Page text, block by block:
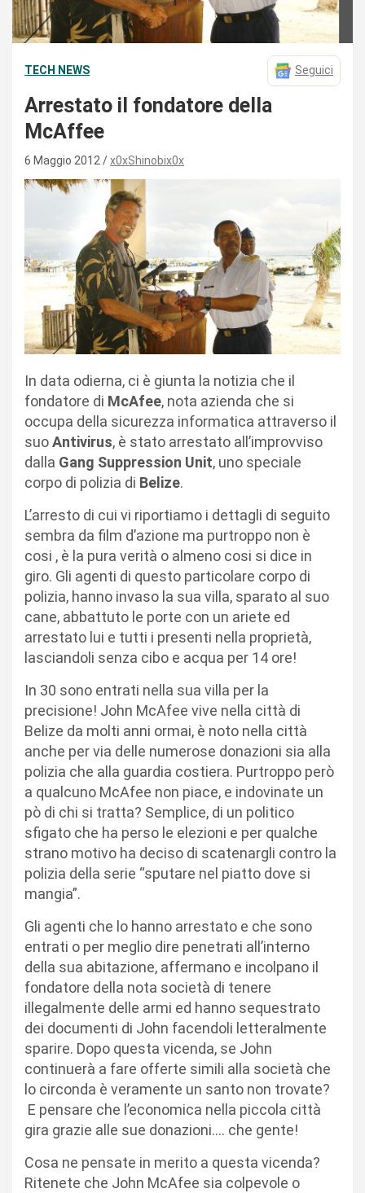
TECH NEWS Seguici
Arrestato il fondatore della
McAffee
6 Maggio 2012 x0xShinobix0x
In data odierna, ci è giunta la notizia che il
fondatore di McAfee, nota azienda che si
occupa della sicurezza informatica attraverso il
suoAntivirus, è stato arrestato all’improvviso
dalla Gang Suppression Unit, uno speciale
corpo di polizia di Belize.
L’arresto di cui vi riportiamo i dettagli di seguito
sembra da film d’azione ma purtroppo non è
cosi , è la pura verità o almeno cosi si dice in
giro. Gli agenti di questo particolare corpo di
polizia, hanno invaso la sua villa, sparato al suo
cane, abbattuto le porte con un ariete ed
arrestato lui e tutti i presenti nella proprietà,
lasciandoli senza cibo e acqua per 14 ore!
In 30 sono entrati nella sua villa per la
precisione! John McAfee vive nella città di
Belize da molti anni ormai, è noto nella città
anche per via delle numerose donazioni sia alla
polizia che alla guardia costiera. Purtroppo però
a qualcuno McAfee non piace, e indovinate un
pò di chi si tratta? Semplice, di un politico
sfigato che ha perso le elezioni e per qualche
strano motivo ha deciso di scatenargli contro la
polizia della serie “sputare nel piatto dove si
mangia”.
Gli agenti che lo hanno arrestato e che sono
entrati o per meglio dire penetrati all’interno
della sua abitazione, affermano e incolpano il
fondatore della nota società di tenere
illegalmente delle armi ed hanno sequestrato
dei documenti di John facendoli letteralmente
sparire. Dopo questa vicenda, se John
continuerà a fare offerte simili alla società che
lo circonda è veramente un santo non trovate?
E pensare che l’economica nella piccola città
gira grazie alle sue donazioni…. che gente!
Cosa ne pensate in merito a questa vicenda?
Ritenete che John McAfee sia colpevole o